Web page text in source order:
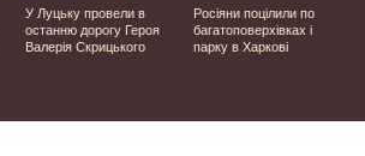
У Луцьку провели в
останню дорогу Героя
Валерія Скрицького
Росіяни поцілили по
багатоповерхівках і
парку в Харкові